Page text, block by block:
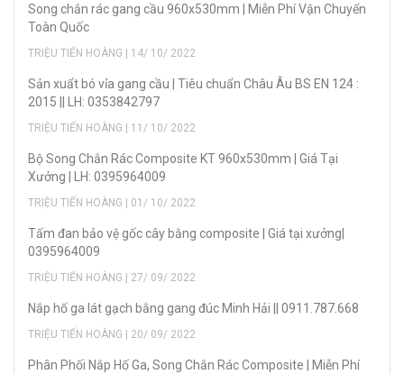
Song chắn rác gang cầu 960x530mm | Miễn Phí Vận Chuyển
Toàn Quốc
TRIỆU TIẾN HOÀNG | 14/ 10/ 2022
Sản xuẩt bó vỉa gang cầu | Tiêu chuẩn Châu Âu BS EN 124 :
2015 || LH: 0353842797
TRIỆU TIẾN HOÀNG | 11/ 10/ 2022
Bộ Song Chắn Rác Composite KT 960x530mm | Giá Tại
Xưởng | LH: 0395964009
TRIỆU TIẾN HOÀNG | 01/ 10/ 2022
Tấm đan bảo vệ gốc cây bằng composite | Giá tại xưởng|
0395964009
TRIỆU TIẾN HOÀNG | 27/ 09/ 2022
Nắp hố ga lát gạch bằng gang đúc Minh Hải || 0911.787.668
TRIỆU TIẾN HOÀNG | 20/ 09/ 2022
Phân Phối Nắp Hố Ga, Song Chắn Rác Composite | Miễn Phí